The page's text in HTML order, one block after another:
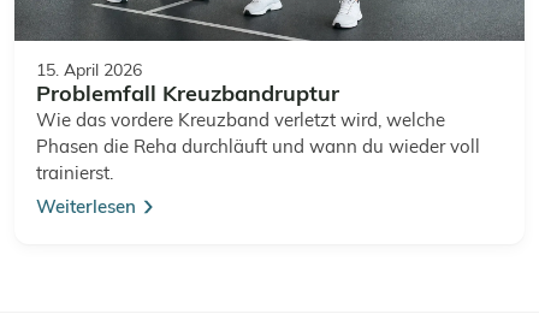
15. April 2026
Problemfall Kreuzbandruptur
Wie das vordere Kreuzband verletzt wird, welche
Phasen die Reha durchläuft und wann du wieder voll
trainierst.
Weiterlesen